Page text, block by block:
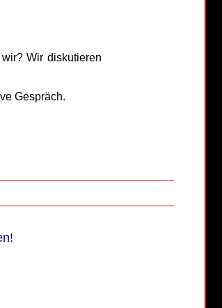
Wir diskutieren
Gespräch.